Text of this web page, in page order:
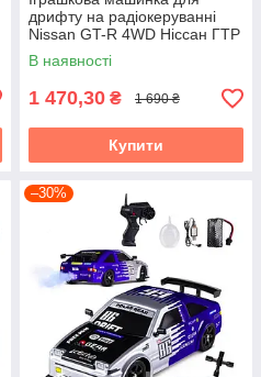
дрифту на радіокеруванні
Nissan GT-R 4WD Ніссан ГТР
на радіокеруванні дріфт
В наявності
1 470,30 ₴ 1 690 ₴
Купити
–30%